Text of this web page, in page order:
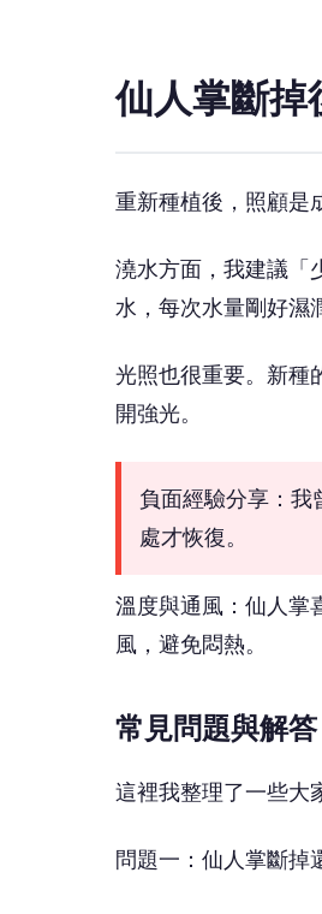
仙人掌斷掉
重新種植後，照顧是
澆水方面，我建議「
水，每次水量剛好濕
光照也很重要。新種
開強光。
負面經驗分享：我
處才恢復。
溫度與通風：仙人掌
風，避免悶熱。
常見問題與解答
這裡我整理了一些大
問題一：仙人掌斷掉